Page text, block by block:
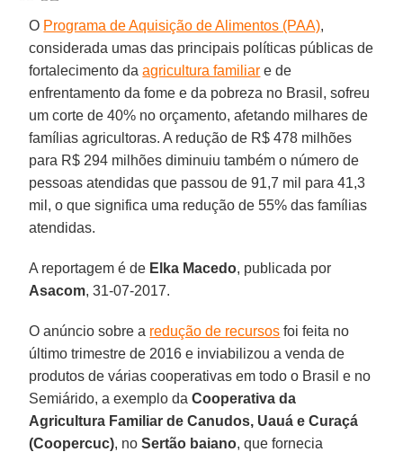
O Programa de Aquisição de Alimentos (PAA),
considerada umas das principais políticas públicas de
fortalecimento daagricultura familiar e de
enfrentamento da fome e da pobreza no Brasil, sofreu
um corte de 40% no orçamento, afetando milhares de
famílias agricultoras. A redução de R$ 478 milhões
para R$ 294 milhões diminuiu também o número de
pessoas atendidas que passou de 91,7 mil para 41,3
mil, o que significa uma redução de 55% das famílias
atendidas.
A reportagem é de Elka Macedo, publicada por
Asacom, 31-07-2017.
O anúncio sobre a redução de recursos foi feita no
último trimestre de 2016 e inviabilizou a venda de
produtos de várias cooperativas em todo o Brasil e no
Semiárido, a exemplo daCooperativa da
Agricultura Familiar de Canudos, Uauá e Curaçá
(Coopercuc), noSertão baiano, que fornecia